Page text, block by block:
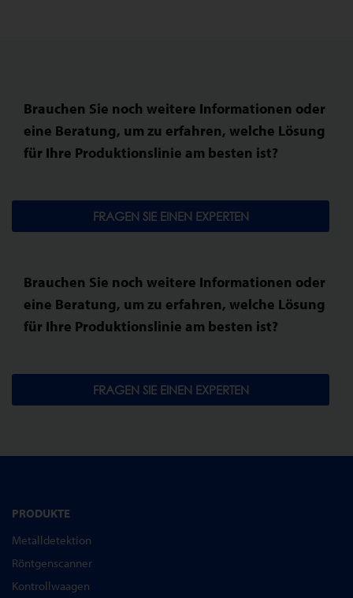
Brauchen Sie noch weitere Informationen oder
eine Beratung, um zu erfahren, welche Lösung
für Ihre Produktionslinie am besten ist?
FRAGEN SIE EINEN EXPERTEN
Brauchen Sie noch weitere Informationen oder
eine Beratung, um zu erfahren, welche Lösung
für Ihre Produktionslinie am besten ist?
FRAGEN SIE EINEN EXPERTEN
PRODUKTE
Metalldetektion
Röntgenscanner
Kontrollwaagen